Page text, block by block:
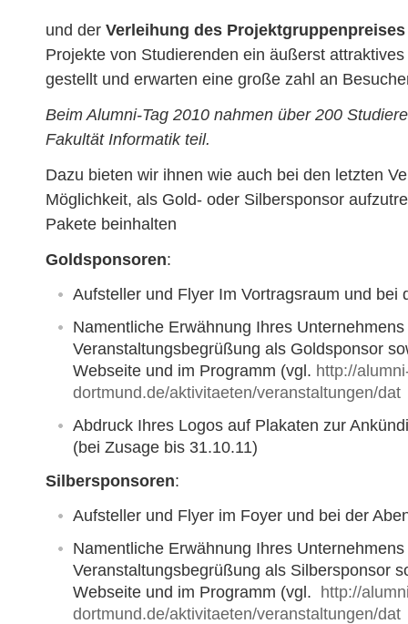
und der Verleihung des Projektgruppenpreises
Projekte von Studierenden ein äußerst
gestellt und erwarten eine große zahl an
Beim Alumni-Tag 2010 nahmen über 200
Fakultät Informatik teil.
Dazu bieten wir ihnen wie auch bei den letzten
Möglichkeit, als Gold- oder Silbersponsor
Pakete beinhalten
Goldsponsoren:
Aufsteller und Flyer Im Vortragsraum und bei
Namentliche Erwähnung Ihres
Veranstaltungsbegrüßung als Goldsponsor
Webseite und im Programm (vgl. http://
dortmund.de/aktivitaeten/veranstaltungen/dat
Abdruck Ihres Logos auf Plakaten zur
(bei Zusage bis 31.10.11)
Silbersponsoren:
Aufsteller und Flyer im Foyer und bei der
Namentliche Erwähnung Ihres
Veranstaltungsbegrüßung als Silbersponsor
Webseite und im Programm (vgl. http://
dortmund.de/aktivitaeten/veranstaltungen/dat